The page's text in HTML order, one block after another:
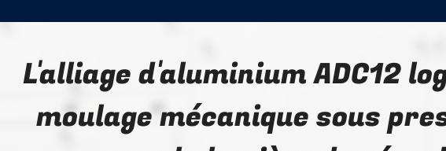
L'alliage d'aluminium ADC12
moulage mécanique sous